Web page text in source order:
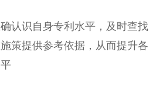
识自身专利水平，及时查找
策提供参考依据，从而提升各